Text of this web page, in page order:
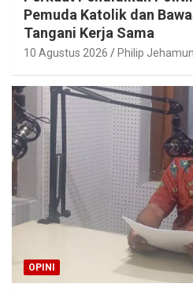
Pemuda Katolik dan
Tangani Kerja Sama
10 Agustus 2026 Philip Jehamun
OPINI